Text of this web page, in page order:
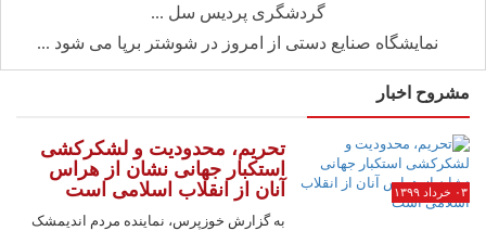
گردشگری پردیس سل ...
نمایشگاه صنایع دستی از امروز در شوشتر برپا می شود ...
مشروح اخبار
۰۳ خرداد ۱۳۹۹
تحریم، محدودیت و لشکرکشی
استکبار جهانی نشان از هراس
آنان از انقلاب اسلامی است
به گزارش خوزپرس، نماینده مردم اندیمشک